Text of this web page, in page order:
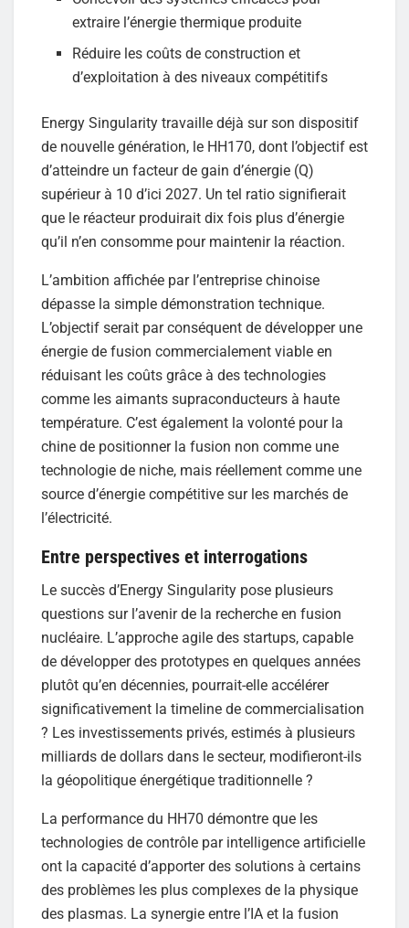
extraire l’énergie thermique produite
Réduire les coûts de construction et
d’exploitation à des niveaux compétitifs
Energy Singularity travaille déjà sur son dispositif
de nouvelle génération, le HH170, dont l’objectif est
d’atteindre un facteur de gain d’énergie (Q)
supérieur à 10 d’ici 2027. Un tel ratio signifierait
que le réacteur produirait dix fois plus d’énergie
qu’il n’en consomme pour maintenir la réaction.
L’ambition affichée par l’entreprise chinoise
dépasse la simple démonstration technique.
L’objectif serait par conséquent de développer une
énergie de fusion commercialement viable en
réduisant les coûts grâce à des technologies
comme les aimants supraconducteurs à haute
température. C’est également la volonté pour la
chine de positionner la fusion non comme une
technologie de niche, mais réellement comme une
source d’énergie compétitive sur les marchés de
l’électricité.
Entre perspectives et interrogations
Le succès d’Energy Singularity pose plusieurs
questions sur l’avenir de la recherche en fusion
nucléaire. L’approche agile des startups, capable
de développer des prototypes en quelques années
plutôt qu’en décennies, pourrait-elle accélérer
significativement la timeline de commercialisation
? Les investissements privés, estimés à plusieurs
milliards de dollars dans le secteur, modifieront-ils
la géopolitique énergétique traditionnelle ?
La performance du HH70 démontre que les
technologies de contrôle par intelligence artificielle
ont la capacité d’apporter des solutions à certains
des problèmes les plus complexes de la physique
des plasmas. La synergie entre l’IA et la fusion